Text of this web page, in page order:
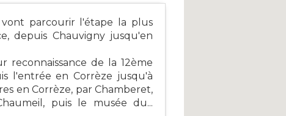
parcourir l'étape la plus
depuis Chauvigny jusqu'en
reconnaissance de la 12ème
l'entrée en Corrèze jusqu'à
en Corrèze, par Chamberet,
puis le musée du...